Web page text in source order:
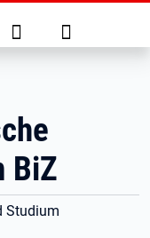
Suche Anmelden
BiZ
Studium